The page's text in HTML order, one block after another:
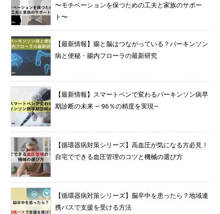
〜モチベーションを保つための工夫と家族のサポー
ト〜
【最新情報】腸と脳はつながっている？パーキンソン
病と便秘・腸内フローラの最新研究
【最新情報】スマートペンで変わるパーキンソン病早
期診断の未来 — 96％の精度を実現—
【循環器病対策シリーズ】高血圧が気になる方必見！
自宅でできる血圧管理のコツと機械の選び方
【循環器病対策シリーズ】脳卒中を患ったら？地域連
携パスで支援を受ける方法